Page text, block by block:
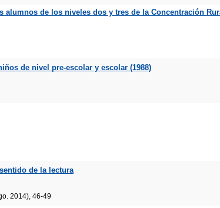
alumnos de los niveles dos y tres de la Concentración
de nivel pre-escolar y escolar (1988)
de la lectura
2014), 46-49